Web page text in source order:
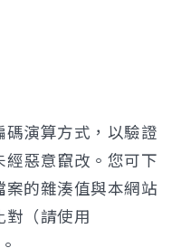
演算方式，以驗證
惡意竄改。您可下
的雜湊值與本網站
（請使用